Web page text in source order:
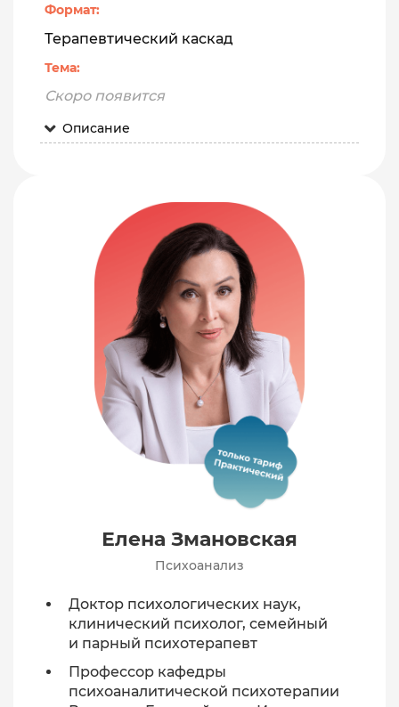
Формат:
Терапевтический каскад
Тема:
Скоро появится
Описание
Елена Змановская
Психоанализ
Доктор психологических наук,
клинический психолог, семейный
и парный психотерапевт
Профессор кафедры
психоаналитической психотерапии